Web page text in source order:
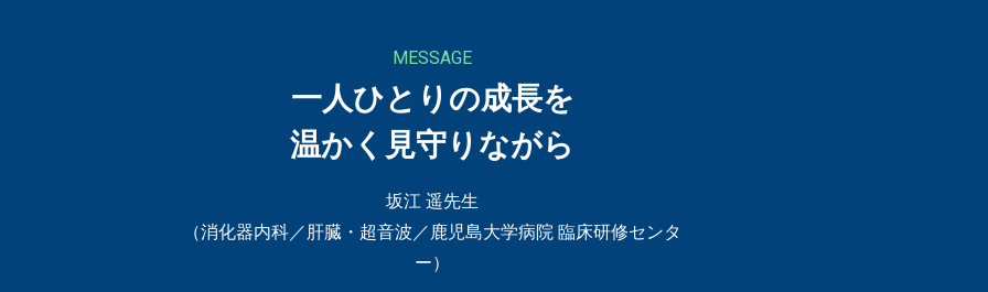
MESSAGE
一人ひとりの成長を
温かく見守りながら
坂江 遥先生
（消化器内科／肝臓・超音波／鹿児島大学病院 臨床研修センタ
ー）